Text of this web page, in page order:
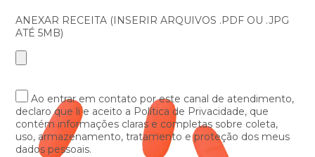
ANEXAR RECEITA (INSERIR ARQUIVOS .PDF OU .JPG
ATÉ 5MB)
Ao entrar em contato por este canal de atendimento,
declaro que li e aceito a Política de Privacidade, que
contém informações claras e completas sobre coleta,
uso, armazenamento, tratamento e proteção dos meus
dados pessoais.